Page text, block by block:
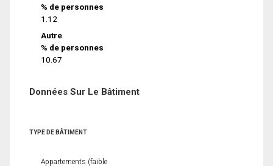
% de personnes
1.12
Autre
% de personnes
10.67
Données Sur Le Bâtiment
TYPE DE BÂTIMENT
Appartements (faible